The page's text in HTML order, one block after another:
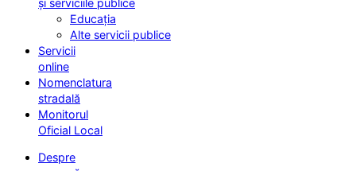
Educația
Alte servicii publice
Servicii
online
Nomenclatura
stradală
Monitorul
Oficial Local
Despre